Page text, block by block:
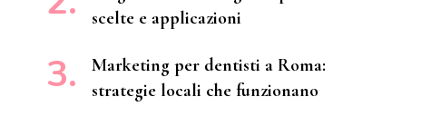
scelte e applicazioni
Marketing per dentisti a Roma:
strategie locali che funzionano